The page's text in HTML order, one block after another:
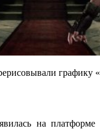
графику
на платформе